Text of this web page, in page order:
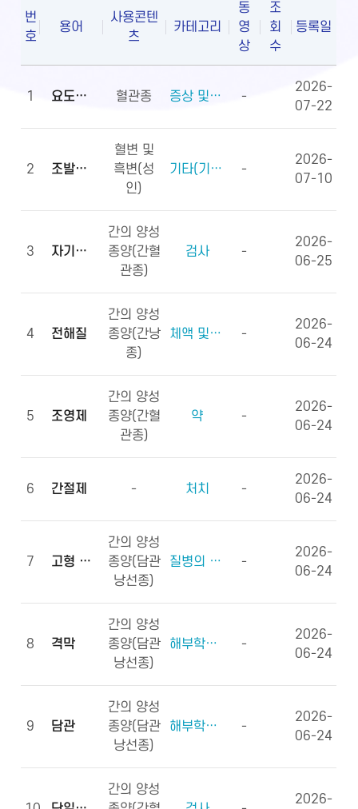
번
호
용어
사용콘텐
츠
카테고리
동
영
상
조
회
수
등록일
1 요도하열 혈관종 증상 및 징후(증상) -
2026-
07-22
2 조발생률
혈변 및
흑변(성
인)
기타(기타용어) -
2026-
07-10
3 자기공명영상
간의 양성
종양(간혈
관종)
검사 -
2026-
06-25
4 전해질
간의 양성
종양(간낭
종)
체액 및 전해질, 영양소 -
2026-
06-24
5 조영제
간의 양성
종양(간혈
관종)
약 -
2026-
06-24
6 간절제 - 처치 -
2026-
06-24
7 고형 종괴
간의 양성
종양(담관
낭선종)
질병의 형태학 -
2026-
06-24
8 격막
간의 양성
종양(담관
낭선종)
해부학적부위 (신체구조) -
2026-
06-24
9 담관
간의 양성
종양(담관
낭선종)
해부학적부위 (신체구조) -
2026-
06-24
간의 양성
2026-